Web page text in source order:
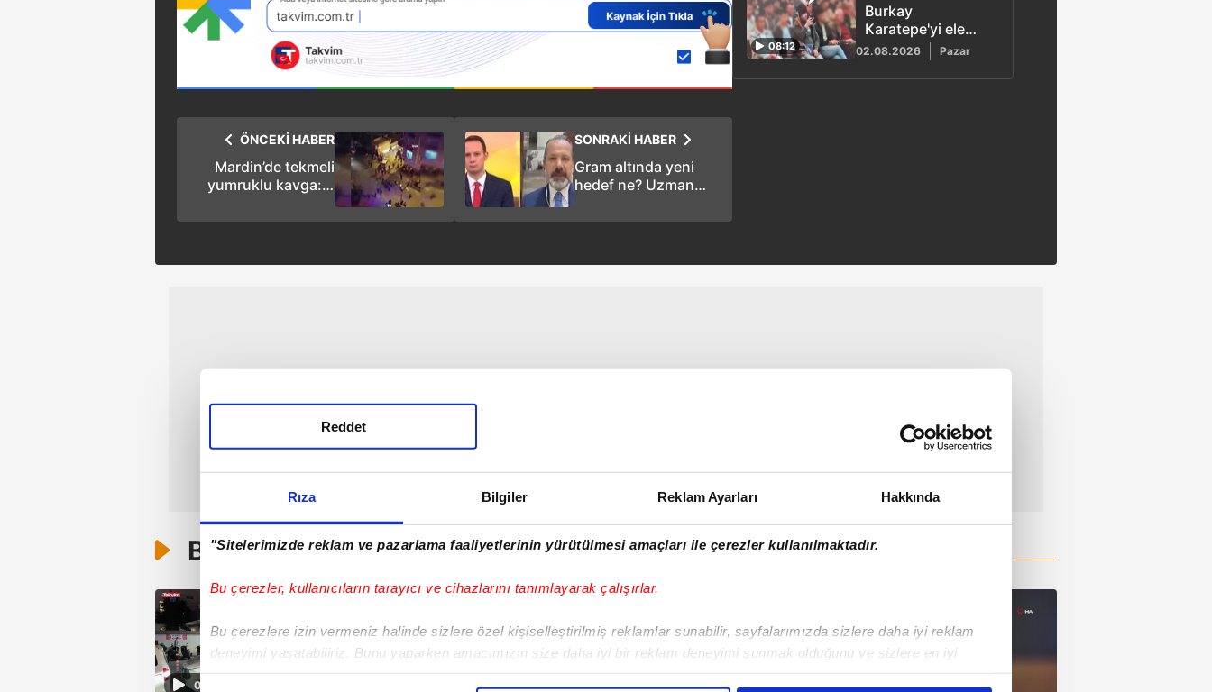
Rıza Bilgiler Reklam Ayarları Hakkında
"Sitelerimizde reklam ve pazarlama faaliyetlerinin yürütülmesi amaçları ile çerezler kullanılmaktadır.
Bu çerezler, kullanıcıların tarayıcı ve cihazlarını tanımlayarak çalışırlar.
Bu çerezlere izin vermeniz halinde sizlere özel kişiselleştirilmiş reklamlar sunabilir, sayfalarımızda sizlere daha iyi reklam
deneyimi yaşatabiliriz. Bunu yaparken amacımızın size daha iyi bir reklam deneyimi sunmak olduğunu ve sizlere en iyi
Reddet
SONRAKİ HABER
Gram altında yeni
hedef ne? Uzman
uyarılar!
ÖNCEKİ HABER
Mardin’de tekmeli
yumruklu kavga: 4
08:12
Burkay
Karatepe'yi ele
veren görüntü!
02.08.2026 Pazar
Bunlar da Var
00:58 00:27 01:31